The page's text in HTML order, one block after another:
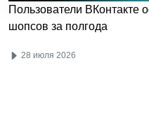
Пользователи ВКонтакте
шопсов за полгода
28 июля 2026